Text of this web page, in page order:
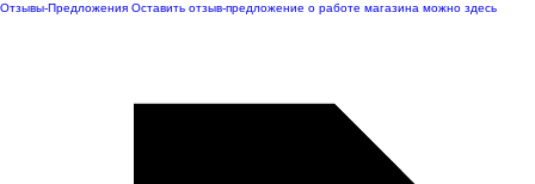
Отзывы-Предложения Оставить отзыв-предложение о работе магазина можно здесь